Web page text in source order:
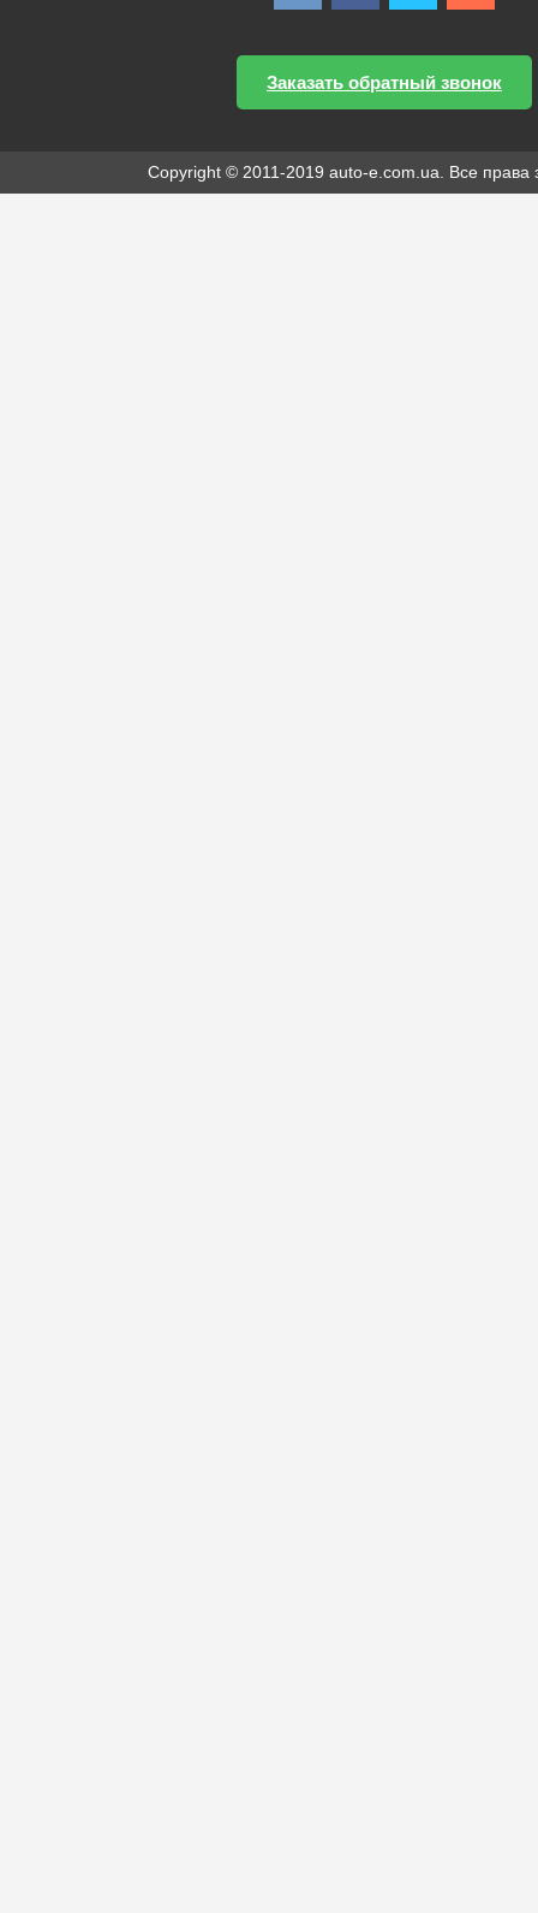
Заказать обратный звонок
Copyright © 2011-2019 auto-e.com.ua. Все